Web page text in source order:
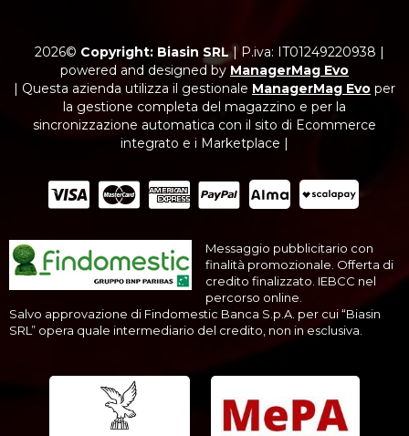
2026© Copyright: Biasin SRL| P.iva: IT01249220938 |
powered and designed by ManagerMag Evo
| Questa azienda utilizza il gestionale ManagerMag Evo per
la gestione completa del magazzino e per la
sincronizzazione automatica con il sito di Ecommerce
integrato e i Marketplace |
Messaggio pubblicitario con
finalità promozionale. Offerta di
credito finalizzato. IEBCC nel
percorso online.
Salvo approvazione di Findomestic Banca S.p.A. per cui “Biasin
SRL” opera quale intermediario del credito, non in esclusiva.